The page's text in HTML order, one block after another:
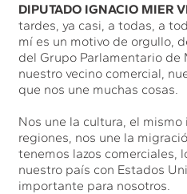
DIPUTADO IGNACIO MIER
tardes, ya casi, a todas, a
mí es un motivo de orgullo,
del Grupo Parlamentario de
nuestro vecino comercial,
que nos une muchas cosas.
Nos une la cultura, el
regiones, nos une la
tenemos lazos comerciales,
nuestro país con Estados
importante para nosotros.